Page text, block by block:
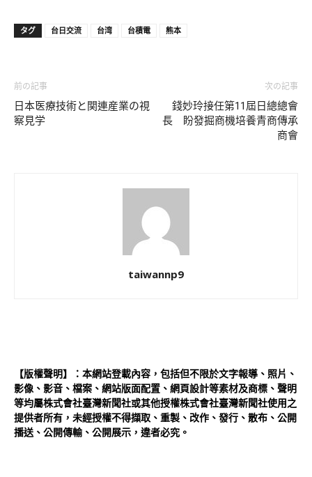
タグ 台日交流 台湾 台積電 熊本
前の記事
日本医療技術と関連産業の視
察見学
次の記事
錢妙玲接任第11屆日總總會
長 盼發掘商機培養青商傳承
商會
taiwannp9
【版權聲明】：本網站登載內容，包括但不限於文字報導、照片、
影像、影音、檔案、網站版面配置、網頁設計等素材及商標、聲明
等均屬株式會社臺灣新聞社或其他授權株式會社臺灣新聞社使用之
提供者所有，未經授權不得擷取、重製、改作、發行、散布、公開
播送、公開傳輸、公開展示，違者必究。